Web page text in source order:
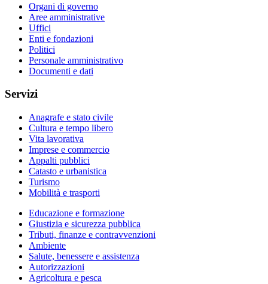
Organi di governo
Aree amministrative
Uffici
Enti e fondazioni
Politici
Personale amministrativo
Documenti e dati
Servizi
Anagrafe e stato civile
Cultura e tempo libero
Vita lavorativa
Imprese e commercio
Appalti pubblici
Catasto e urbanistica
Turismo
Mobilità e trasporti
Educazione e formazione
Giustizia e sicurezza pubblica
Tributi, finanze e contravvenzioni
Ambiente
Salute, benessere e assistenza
Autorizzazioni
Agricoltura e pesca